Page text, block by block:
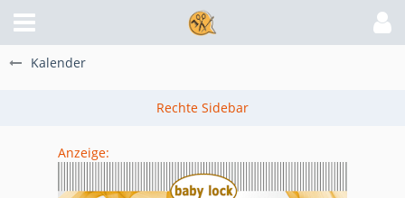
Kalender
Anzeige: